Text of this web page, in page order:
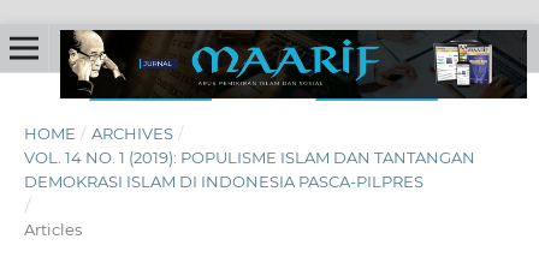
HOME / ARCHIVES /
VOL. 14 NO. 1 (2019): POPULISME ISLAM DAN TANTANGAN
DEMOKRASI ISLAM DI INDONESIA PASCA-PILPRES
/
Articles